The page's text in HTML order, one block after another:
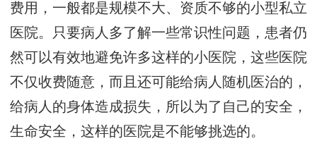
费用，一般都是规模不大、资质不够的小型私立
医院。只要病人多了解一些常识性问题，患者仍
然可以有效地避免许多这样的小医院，这些医院
不仅收费随意，而且还可能给病人随机医治的，
给病人的身体造成损失，所以为了自己的安全，
生命安全，这样的医院是不能够挑选的。